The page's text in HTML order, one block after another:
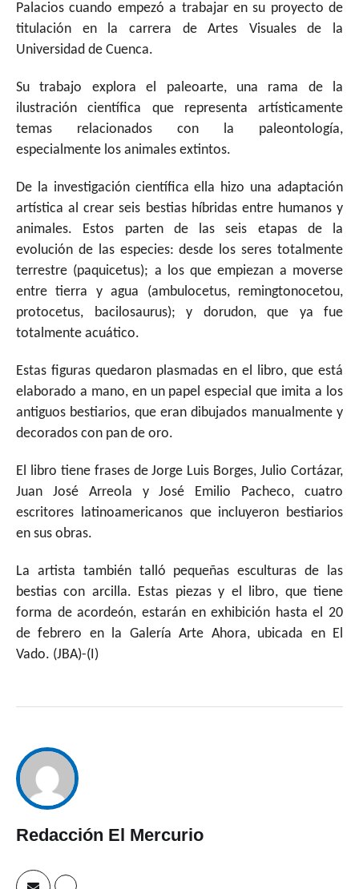
Palacios cuando empezó a trabajar en su proyecto de
titulación en la carrera de Artes Visuales de la
Universidad de Cuenca.
Su trabajo explora el paleoarte, una rama de la
ilustración científica que representa artísticamente
temas relacionados con la paleontología,
especialmente los animales extintos.
De la investigación científica ella hizo una adaptación
artística al crear seis bestias híbridas entre humanos y
animales. Estos parten de las seis etapas de la
evolución de las especies: desde los seres totalmente
terrestre (paquicetus); a los que empiezan a moverse
entre tierra y agua (ambulocetus, remingtonocetou,
protocetus, bacilosaurus); y dorudon, que ya fue
totalmente acuático.
Estas figuras quedaron plasmadas en el libro, que está
elaborado a mano, en un papel especial que imita a los
antiguos bestiarios, que eran dibujados manualmente y
decorados con pan de oro.
El libro tiene frases de Jorge Luis Borges, Julio Cortázar,
Juan José Arreola y José Emilio Pacheco, cuatro
escritores latinoamericanos que incluyeron bestiarios
en sus obras.
La artista también talló pequeñas esculturas de las
bestias con arcilla. Estas piezas y el libro, que tiene
forma de acordeón, estarán en exhibición hasta el 20
de febrero en la Galería Arte Ahora, ubicada en El
Vado. (JBA)-(I)
Redacción El Mercurio